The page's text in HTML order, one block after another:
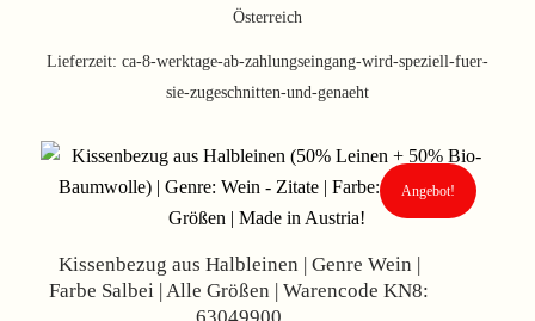
Österreich
Lieferzeit: ca-8-werktage-ab-zahlungseingang-wird-speziell-fuer-
sie-zugeschnitten-und-genaeht
Kissenbezug aus Halbleinen | Genre Wein |
Farbe Salbei | Alle Größen | Warencode KN8:
Angebot!